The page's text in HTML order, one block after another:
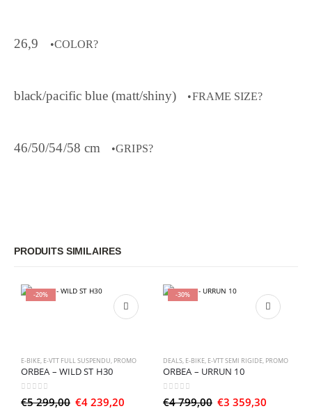
26,9 •COLOR?
black/pacific blue (matt/shiny) •FRAME SIZE?
46/50/54/58 cm •GRIPS?
PRODUITS SIMILAIRES
-20%
E-BIKE, E-VTT FULL SUSPENDU, PROMO
ORBEA – WILD ST H30
0sur 5
€5 299,00 Le
€4 239,20
-30%
DEALS, E-BIKE, E-VTT SEMI RIGIDE, PROMO
ORBEA – URRUN 10
0sur 5
€4 799,00 Le
€3 359,30